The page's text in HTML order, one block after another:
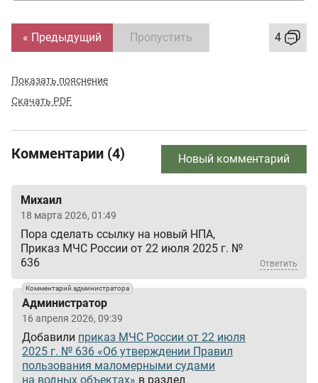
« Предыдущий Пропустить 4
Показать пояснение
Скачать PDF
Комментарии (4) Новый комментарий
Михаил
18 марта 2026, 01:49
Пора сделать ссылку на новый НПА,
Приказ МЧС России от 22 июля 2025 г. №
636
Ответить
Комментарий администратора
Администратор
16 апреля 2026, 09:39
Добавили приказ МЧС России от 22 июля
2025 г. № 636 «Об утверждении Правил
пользования маломерными судами
на водных объектах» в раздел